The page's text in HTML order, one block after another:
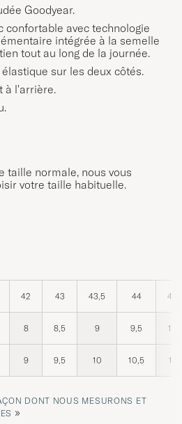
Goodyear.
confortable avec technologie
intégrée à la semelle
tout au long de la journée.
sur les deux côtés.
à l'arrière.
taille normale, nous vous
votre taille habituelle.
42 43 43,5 44 45
8 8,5 9 9,5 10
9 9,5 10 10,5 11
DONT NOUS MESURONS ET
»